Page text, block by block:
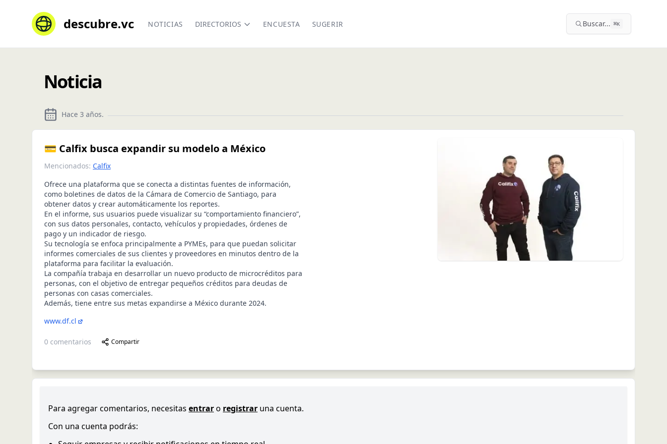
descubre.vc NOTICIAS DIRECTORIOS ENCUESTA SUGERIR Buscar... ⌘K
Noticia
Hace 3 años.
💳 Calfix busca expandir su modelo a México
Mencionados: Calfix
Ofrece una plataforma que se conecta a distintas fuentes de información,
como boletines de datos de la Cámara de Comercio de Santiago, para
obtener datos y crear automáticamente los reportes.
En el informe, sus usuarios puede visualizar su “comportamiento financiero”,
con sus datos personales, contacto, vehículos y propiedades, órdenes de
pago y un indicador de riesgo.
Su tecnología se enfoca principalmente a PYMEs, para que puedan solicitar
informes comerciales de sus clientes y proveedores en minutos dentro de la
plataforma para facilitar la evaluación.
La compañía trabaja en desarrollar un nuevo producto de microcréditos para
personas, con el objetivo de entregar pequeños créditos para deudas de
personas con casas comerciales.
Además, tiene entre sus metas expandirse a México durante 2024.
www.df.cl
0 comentarios Compartir
Para agregar comentarios, necesitas entraro registrar una cuenta.
Con una cuenta podrás: